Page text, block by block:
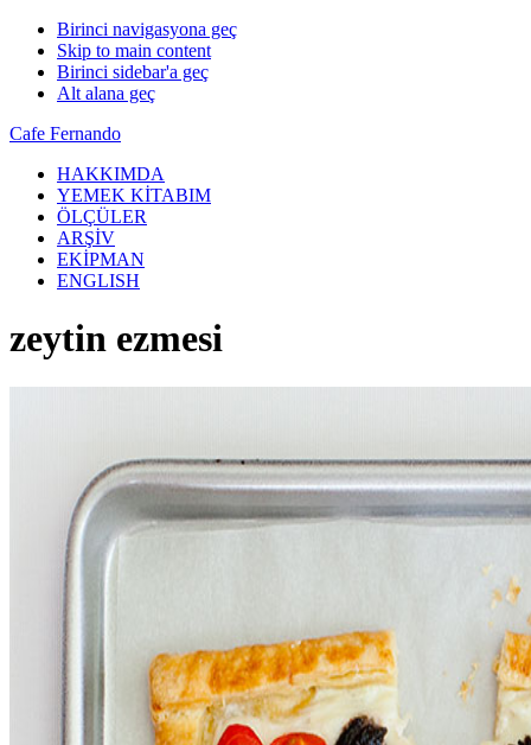
Birinci navigasyona geç
Skip to main content
Birinci sidebar'a geç
Alt alana geç
Cafe Fernando
HAKKIMDA
YEMEK KİTABIM
ÖLÇÜLER
ARŞİV
EKİPMAN
ENGLISH
zeytin ezmesi